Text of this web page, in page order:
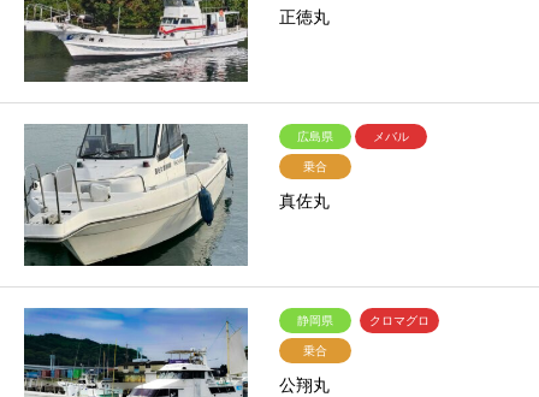
正徳丸
広島県 メバル
乗合
真佐丸
静岡県 クロマグロ
乗合
公翔丸